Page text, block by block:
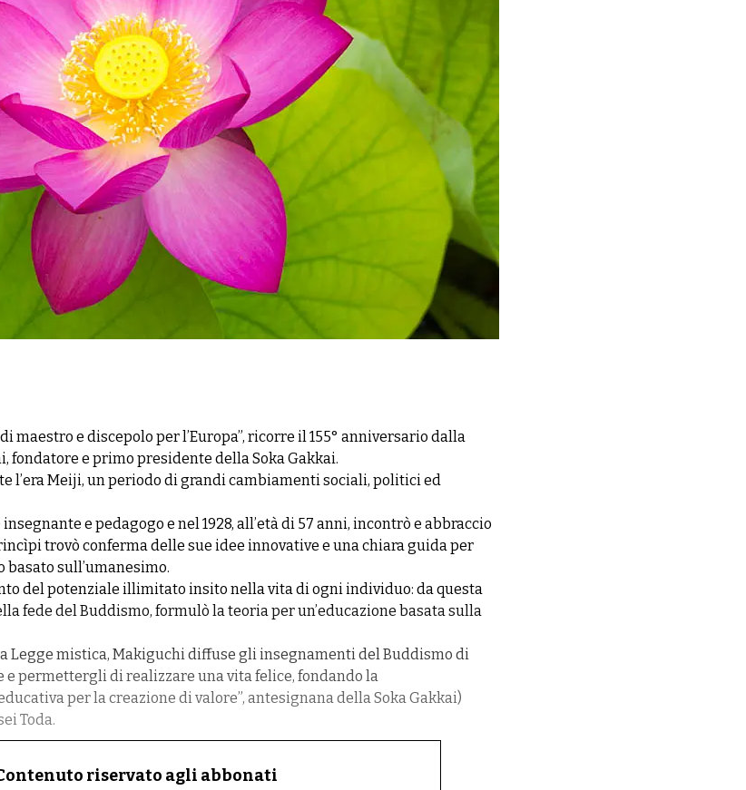
maestro e discepolo per l’Europa”, ricorre il 155° anniversario dalla
fondatore e primo presidente della Soka Gakkai.
l’era Meiji, un periodo di grandi cambiamenti sociali, politici ed
e pedagogo e nel 1928, all’età di 57 anni, incontrò e abbraccio
trovò conferma delle sue idee innovative e una chiara guida per
sull’umanesimo.
del potenziale illimitato insito nella vita di ogni individuo: da questa
fede del Buddismo, formulò la teoria per un’educazione basata sulla
Legge mistica, Makiguchi diffuse gli insegnamenti del Buddismo di
e permettergli di realizzare una vita felice, fondando la
per la creazione di valore”, antesignana della Soka Gakkai)
Toda.
riservato agli abbonati